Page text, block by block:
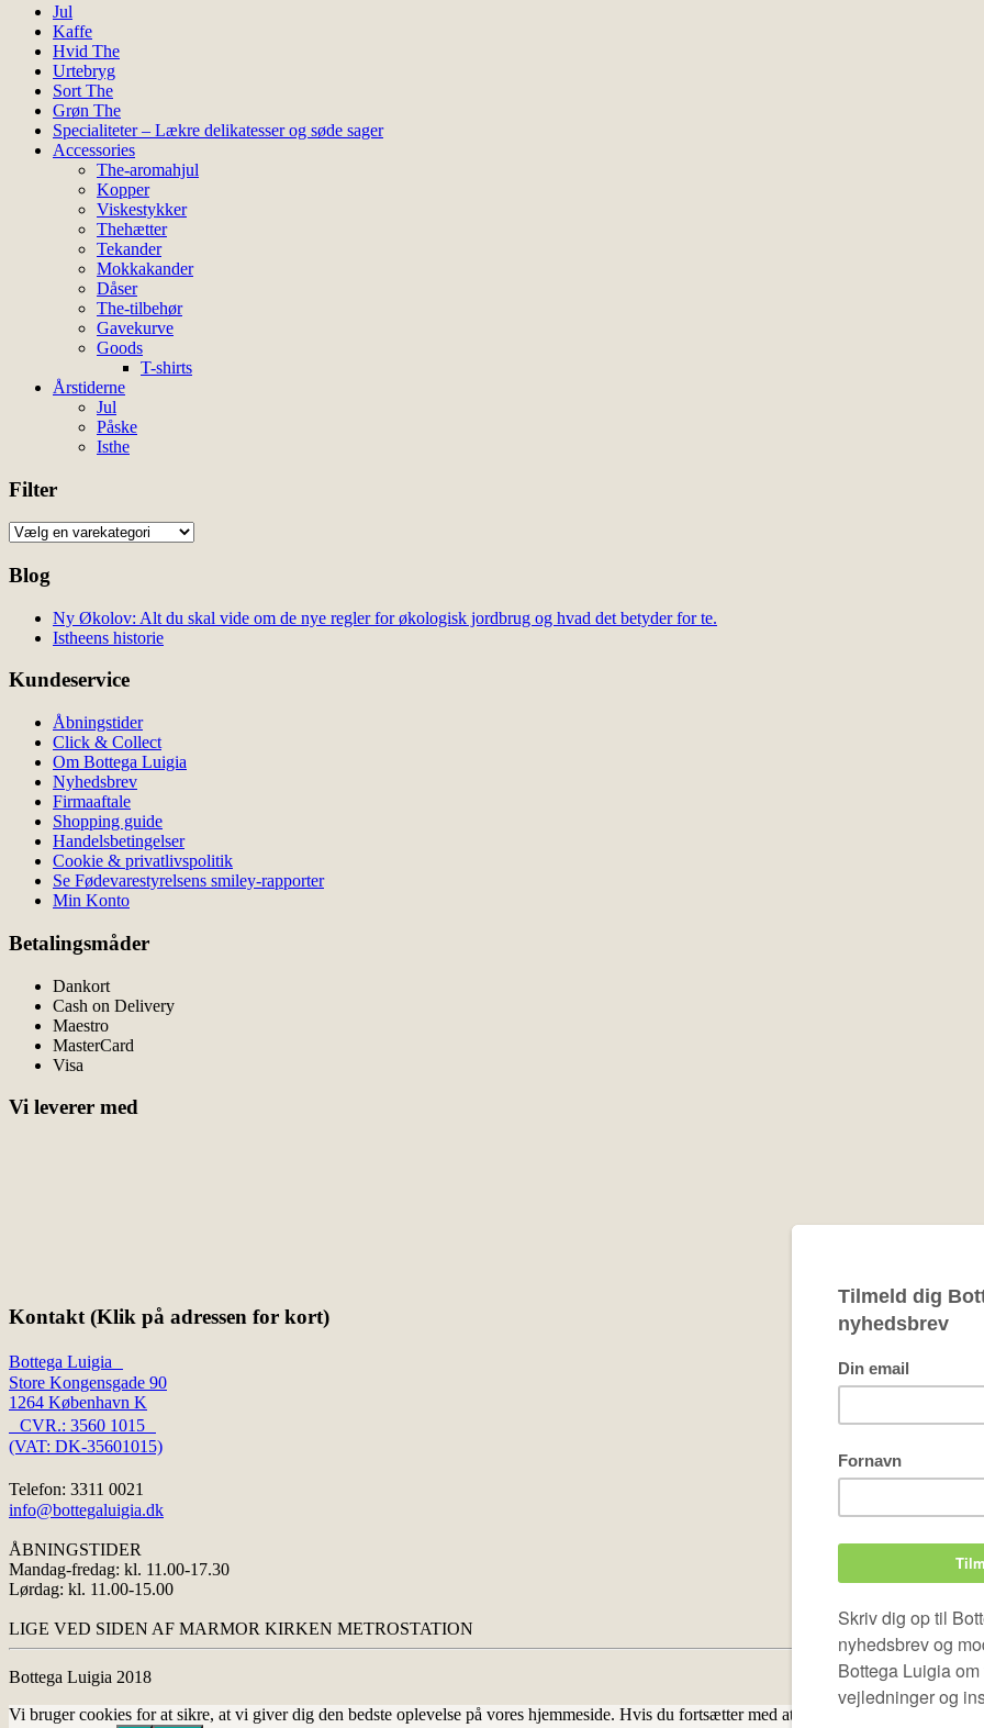
Jul
Kaffe
Hvid The
Urtebryg
Sort The
Grøn The
Specialiteter – Lækre delikatesser og søde sager
Accessories
The-aromahjul
Kopper
Viskestykker
Thehætter
Tekander
Mokkakander
Dåser
The-tilbehør
Gavekurve
Goods
T-shirts
Årstiderne
Jul
Påske
Isthe
Filter
Blog
Ny Økolov: Alt du skal vide om de nye regler for økologisk jordbrug og hvad det betyder for te.
Istheens historie
Kundeservice
Åbningstider
Click & Collect
Om Bottega Luigia
Nyhedsbrev
Firmaaftale
Shopping guide
Handelsbetingelser
Cookie & privatlivspolitik
Se Fødevarestyrelsens smiley-rapporter
Min Konto
Betalingsmåder
Dankort
Cash on Delivery
Maestro
MasterCard
Visa
Vi leverer med
Kontakt (Klik på adressen for kort)
Bottega Luigia
Store Kongensgade 90
1264 København K
CVR.: 3560 1015
(VAT: DK-35601015)
Telefon: 3311 0021
info@bottegaluigia.dk
ÅBNINGSTIDER
Mandag-fredag: kl. 11.00-17.30
Lørdag: kl. 11.00-15.00
LIGE VED SIDEN AF MARMOR KIRKEN METROSTATION
Bottega Luigia 2018
Vi bruger cookies for at sikre, at vi giver dig den bedste oplevelse på vores hjemmeside. Hvis du fortsætter med at bruge dette websted, vil